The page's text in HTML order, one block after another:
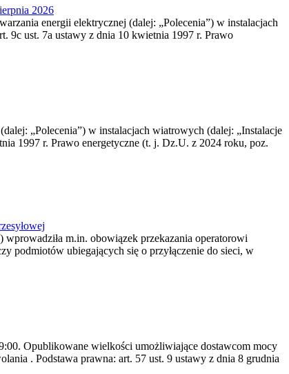
2026
energii elektrycznej (dalej: „Polecenia”) w instalacjach
9c ust. 7a ustawy z dnia 10 kwietnia 1997 r. Prawo
„Polecenia”) w instalacjach wiatrowych (dalej: „Instalacje
1997 r. Prawo energetyczne (t. j. Dz.U. z 2024 roku, poz.
m.in. obowiązek przekazania operatorowi
podmiotów ubiegających się o przyłączenie do sieci, w
Opublikowane wielkości umożliwiające dostawcom mocy
. Podstawa prawna: art. 57 ust. 9 ustawy z dnia 8 grudnia